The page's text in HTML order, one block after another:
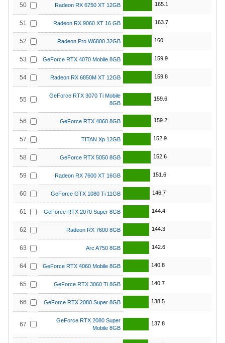
50 Radeon RX 6750 XT 12GB 165.1
51 Radeon RX 9060 XT 16 GB 163.7
52 Radeon Pro W6800 32GB 160
53 GeForce RTX 4070 Mobile 8GB 159.9
54 Radeon RX 6850M XT 12GB 159.8
55
GeForce RTX 3070 Ti Mobile
8GB
159.6
56 GeForce RTX 4060 8GB 159.2
57 TITAN Xp 12GB 152.9
58 GeForce RTX 5050 8GB 152.6
59 Radeon RX 7600 XT 16GB 151.6
60 GeForce GTX 1080 Ti 11GB 146.7
61 GeForce RTX 2070 Super 8GB 144.4
62 Radeon RX 7600 8GB 144.3
63 Arc A750 8GB 142.6
64 GeForce RTX 4060 Mobile 8GB 140.8
65 GeForce RTX 3060 Ti 8GB 140.7
66 GeForce RTX 2080 Super 8GB 138.5
67
GeForce RTX 2080 Super
Mobile 8GB
137.8